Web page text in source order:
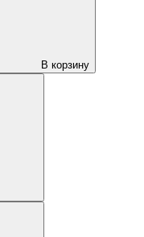
В корзину